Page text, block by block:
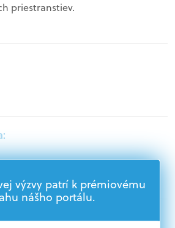
priestranstiev.
výzvy patrí k prémiovému
nášho portálu.